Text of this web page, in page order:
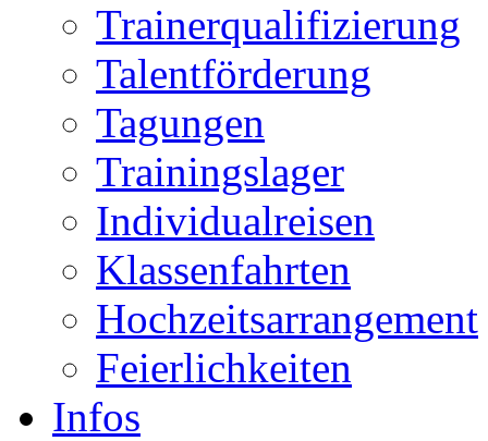
Trainerqualifizierung
Talentförderung
Tagungen
Trainingslager
Individualreisen
Klassenfahrten
Hochzeitsarrangement
Feierlichkeiten
Infos